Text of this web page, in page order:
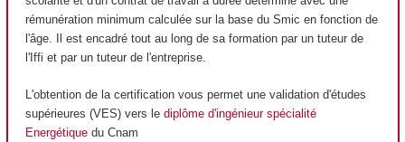
rémunération minimum calculée sur la base du Smic en fonction de
l'âge. Il est encadré tout au long de sa formation par un tuteur de
l'Iffi et par un tuteur de l'entreprise.
L'obtention de la certification vous permet une validation d'études
supérieures (VES) vers le diplôme d'ingénieur spécialité
Energétique du Cnam